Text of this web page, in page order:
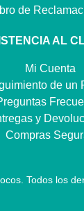
de
AL
Mi Cuenta
de un
y
Compras
Todos los